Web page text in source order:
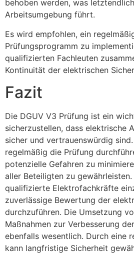
behoben werden, was
Arbeitsumgebung führt.
Es wird empfohlen, ein
Prüfungsprogramm zu
qualifizierten Fachleuten
Kontinuität der elektrischen
Fazit
Die DGUV V3 Prüfung ist ein
sicherzustellen, dass elektrische
sicher und vertrauenswürdig
regelmäßig die Prüfung
potenzielle Gefahren zu
aller Beteiligten zu
qualifizierte Elektrofachkräfte
zuverlässige Bewertung der
durchzuführen. Die Umsetzung
Maßnahmen zur Verbesserung
ebenfalls wesentlich. Durch eine
kann langfristige Sicherheit